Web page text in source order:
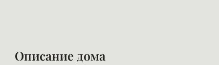
Описание дома